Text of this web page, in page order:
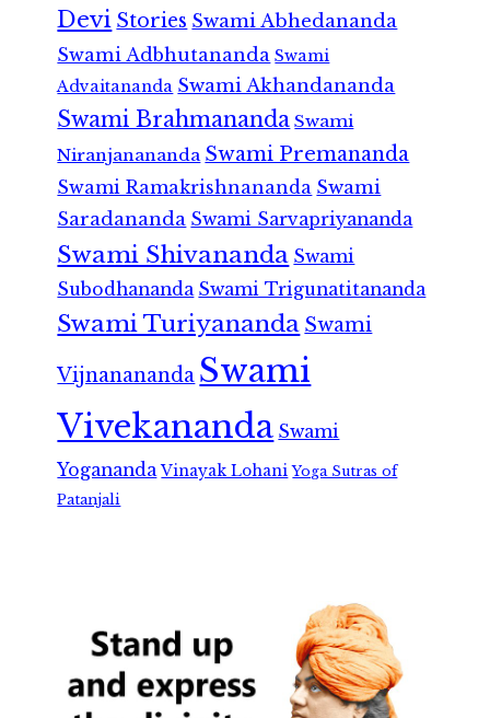
Devi Stories Swami Abhedananda
Swami Adbhutananda Swami
Advaitananda Swami Akhandananda
Swami Brahmananda Swami
Niranjanananda Swami Premananda
Swami Ramakrishnananda Swami
Saradananda Swami Sarvapriyananda
Swami Shivananda Swami
Subodhananda Swami Trigunatitananda
Swami Turiyananda Swami
Vijnanananda Swami
Vivekananda Swami
Yogananda Vinayak Lohani Yoga Sutras of
Patanjali